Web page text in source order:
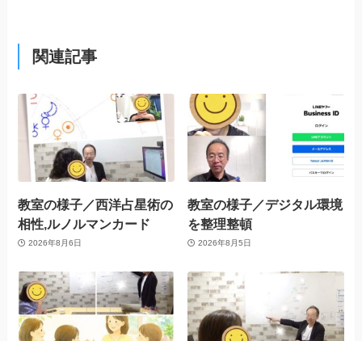
関連記事
教室の様子／西洋占星術の
相性,ルノルマンカード
2026年8月6日
教室の様子／デジタル環境
を整理整頓
2026年8月5日